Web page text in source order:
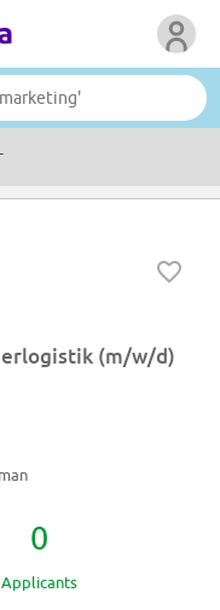
(m/w/d)
0
Applicants